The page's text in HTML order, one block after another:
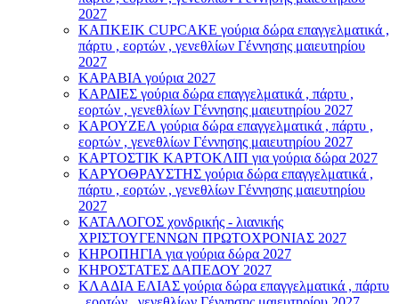
2027
ΚΑΠΚΕΙΚ CUPCAKE γούρια δώρα επαγγελματικά ,
πάρτυ , εορτών , γενεθλίων Γέννησης μαιευτηρίου
2027
ΚΑΡΑΒΙΑ γούρια 2027
ΚΑΡΔΙΕΣ γούρια δώρα επαγγελματικά , πάρτυ ,
εορτών , γενεθλίων Γέννησης μαιευτηρίου 2027
ΚΑΡΟΥΖΕΛ γούρια δώρα επαγγελματικά , πάρτυ ,
εορτών , γενεθλίων Γέννησης μαιευτηρίου 2027
ΚΑΡΤΟΣΤΙΚ ΚΑΡΤΟΚΛΙΠ για γούρια δώρα 2027
ΚΑΡΥΟΘΡΑΥΣΤΗΣ γούρια δώρα επαγγελματικά ,
πάρτυ , εορτών , γενεθλίων Γέννησης μαιευτηρίου
2027
ΚΑΤΑΛΟΓΟΣ χονδρικής - λιανικής
ΧΡΙΣΤΟΥΓΕΝΝΩΝ ΠΡΩΤΟΧΡΟΝΙΑΣ 2027
ΚΗΡΟΠΗΓΙΑ για γούρια δώρα 2027
ΚΗΡΟΣΤΑΤΕΣ ΔΑΠΕΔΟΥ 2027
ΚΛΑΔΙΑ ΕΛΙΑΣ γούρια δώρα επαγγελματικά , πάρτυ